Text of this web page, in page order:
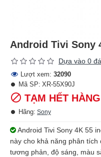
Android Tivi Sony
Dựa vào 0
Lượt xem: 32090
TẠM HẾT HÀNG
Hãng: Sony
Mã SP: XR-55X90J
Android Tivi Sony 4K 55
này cho khả năng phân
tương phản, độ sáng, màu